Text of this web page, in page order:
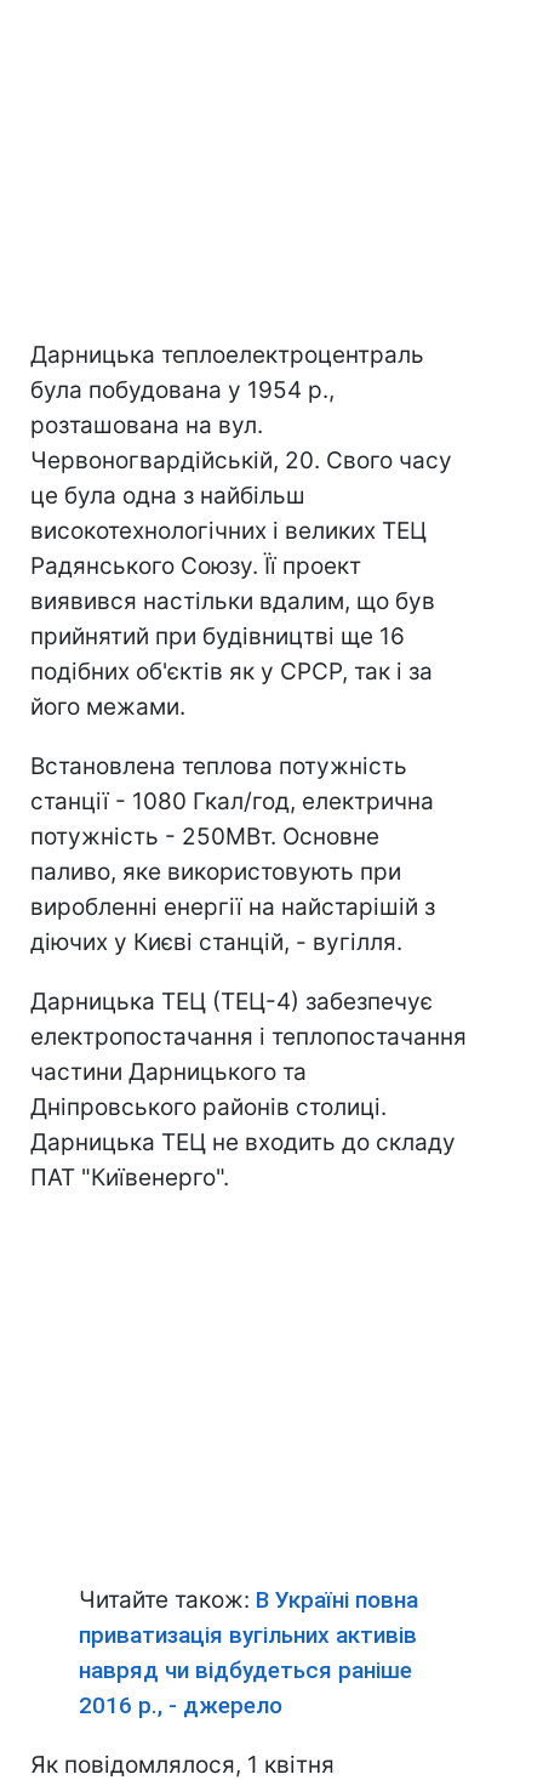
Дарницька теплоелектроцентраль
була побудована у 1954 р.,
розташована на вул.
Червоногвардійській, 20. Свого часу
це була одна з найбільш
високотехнологічних і великих ТЕЦ
Радянського Союзу. Її проект
виявився настільки вдалим, що був
прийнятий при будівництві ще 16
подібних об'єктів як у СРСР, так і за
його межами.
Встановлена ​​теплова потужність
станції - 1080 Гкал/год, електрична
потужність - 250МВт. Основне
паливо, яке використовують при
виробленні енергії на найстарішій з
діючих у Києві станцій, - вугілля.
Дарницька ТЕЦ (ТЕЦ-4) забезпечує
електропостачання і теплопостачання
частини Дарницького та
Дніпровського районів столиці.
Дарницька ТЕЦ не входить до складу
ПАТ "Київенерго".
Читайте також: В Україні повна
приватизація вугільних активів
навряд чи відбудеться раніше
2016 р., - джерело
Як повідомлялося, 1 квітня